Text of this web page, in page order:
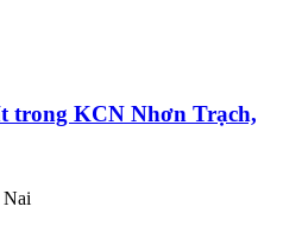
trong KCN Nhơn Trạch,